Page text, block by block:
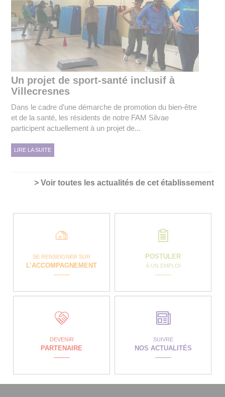
Un projet de sport-santé inclusif à
Villecresnes
Dans le cadre d’une démarche de promotion du bien-être
et de la santé, les résidents de notre FAM Silvae
participent actuellement à un projet de...
LIRE LA SUITE
> Voir toutes les actualités de cet établissement
SE RENSEIGNER SUR
L’ACCOMPAGNEMENT
POSTULER
À UN EMPLOI
DEVENIR
PARTENAIRE
SUIVRE
NOS ACTUALITÉS